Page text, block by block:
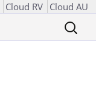
Cloud RV Cloud AU
Suchen
nach: